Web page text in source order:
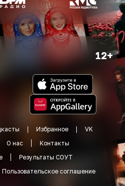
12+
Избранное
VK
О нас
Контакты
Результаты СОУТ
Пользовательское соглашение